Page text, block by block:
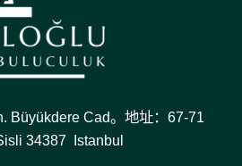
Büyükdere Cad。地址：67-71
34387 Istanbul